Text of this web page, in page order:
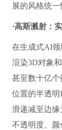
展的风格统
·高斯溅射：
在生成式AI领
渲染3D对象
甚至数十亿个
位置的半透
滑递减至边缘
不透明度、颜